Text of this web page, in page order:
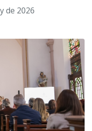
de 2026